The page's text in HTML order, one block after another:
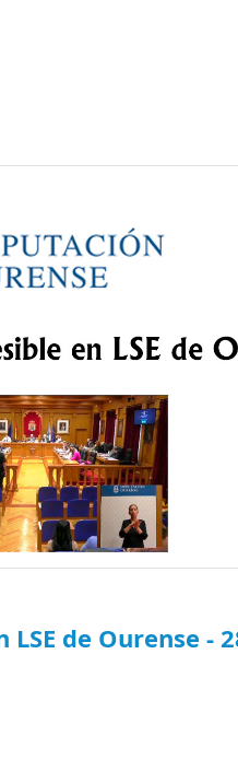
de Ourense -